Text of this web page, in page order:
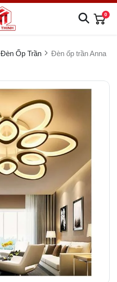
0
Đèn Ốp Trần
Đèn ốp trần Anna